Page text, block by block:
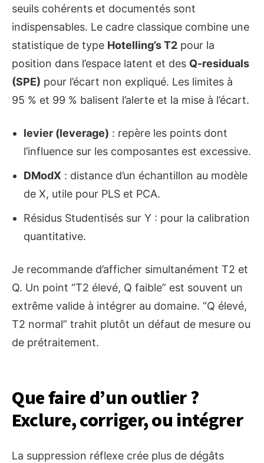
seuils cohérents et documentés sont
indispensables. Le cadre classique combine une
statistique de type Hotelling’s T2 pour la
position dans l’espace latent et des Q-residuals
(SPE) pour l’écart non expliqué. Les limites à
95 % et 99 % balisent l’alerte et la mise à l’écart.
levier (leverage) : repère les points dont
l’influence sur les composantes est excessive.
DModX : distance d’un échantillon au modèle
de X, utile pour PLS et PCA.
Résidus Studentisés sur Y : pour la calibration
quantitative.
Je recommande d’afficher simultanément T2 et
Q. Un point “T2 élevé, Q faible” est souvent un
extrême valide à intégrer au domaine. “Q élevé,
T2 normal” trahit plutôt un défaut de mesure ou
de prétraitement.
Que faire d’un outlier ?
Exclure, corriger, ou intégrer
La suppression réflexe crée plus de dégâts